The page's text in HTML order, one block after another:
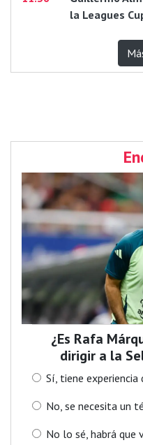
la Leagues
¿Es Rafa
dirigir a la
Sí, tiene experiencia
No, se necesita un
No lo sé, habrá que